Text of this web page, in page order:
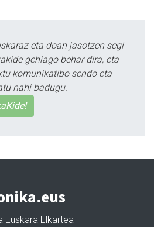
eta doan jasotzen segi
gehiago behar dira, eta
komunikatibo sendo eta
nahi badugu.
Euskara Elkartea